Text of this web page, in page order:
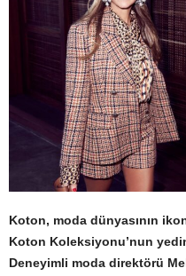
Koton, moda dünyasının
Koton Koleksiyonu’nun
Deneyimli moda direktörü